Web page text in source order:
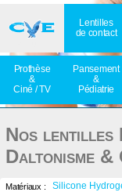
Lentilles
de contact
Prothèse
&
Ciné / TV
Pansement
&
Pédiatrie
Nos lentilles
Daltonisme
Matériaux : Silicone